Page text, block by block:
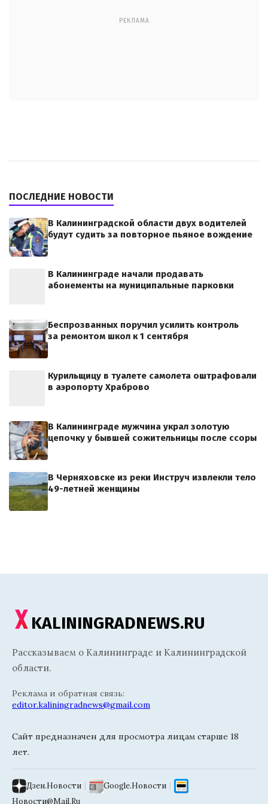
РЕКЛАМА
ПОСЛЕДНИЕ НОВОСТИ
В Калининградской области двух водителей
будут судить за повторное пьяное вождение
В Калининграде начали продавать
абонементы на муниципальные парковки
Беспрозванных поручил усилить контроль
за ремонтом школ к 1 сентября
Курильщицу в туалете самолета оштрафовали
в аэропорту Храброво
В Калининграде мужчина украл золотую
цепочку у бывшей сожительницы после ссоры
В Черняховске из реки Инструч извлекли тело
49-летней женщины
KALININGRADNEWS.RU
Рассказываем о Калининграде и Калининградской
области.
Реклама и обратная связь:
editor.kaliningradnews@gmail.com
Сайт предназначен для просмотра лицам старше 18
лет.
Дзен.Новости | Google.Новости |
Новости@Mail.Ru